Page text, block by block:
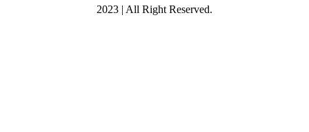
2023 | All Right Reserved.